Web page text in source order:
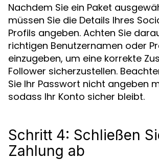
Nachdem Sie ein Paket
müssen Sie die Details Ihres
Profils angeben. Achten Sie
richtigen Benutzernamen oder
einzugeben, um eine korrekte
Follower sicherzustellen.
Sie Ihr Passwort nicht angeben
sodass Ihr Konto sicher bleibt.
Schritt 4: Schließen
Zahlung ab